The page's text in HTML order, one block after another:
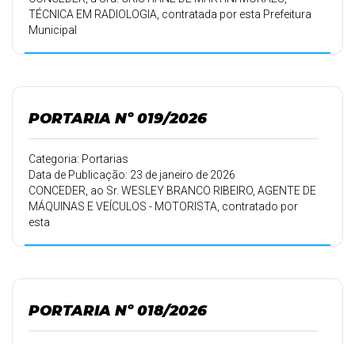
TÉCNICA EM RADIOLOGIA, contratada por esta Prefeitura
Municipal
PORTARIA Nº 019/2026
Categoria: Portarias
Data de Publicação: 23 de janeiro de 2026
CONCEDER, ao Sr. WESLEY BRANCO RIBEIRO, AGENTE DE
MÁQUINAS E VEÍCULOS - MOTORISTA, contratado por
esta
PORTARIA Nº 018/2026